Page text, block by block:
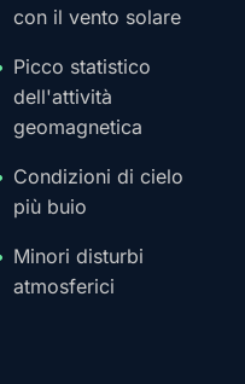
con il vento solare
Picco statistico
dell'attività
geomagnetica
Condizioni di cielo
più buio
Minori disturbi
atmosferici